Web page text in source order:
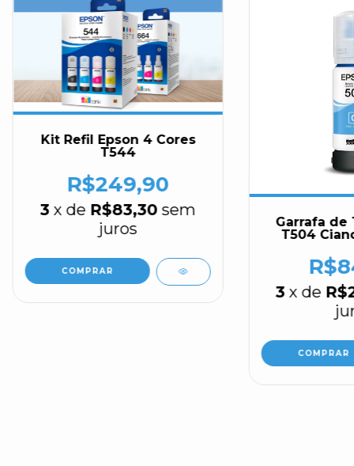
Kit Refil Epson 4 Cores
T544
R$249,90
3 x de R$83,30 sem
juros
Garrafa de
T504
3 x de